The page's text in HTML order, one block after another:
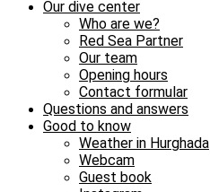
Our dive center
Who are we?
Red Sea Partner
Our team
Opening hours
Contact formular
Questions and answers
Good to know
Weather in Hurghada
Webcam
Guest book